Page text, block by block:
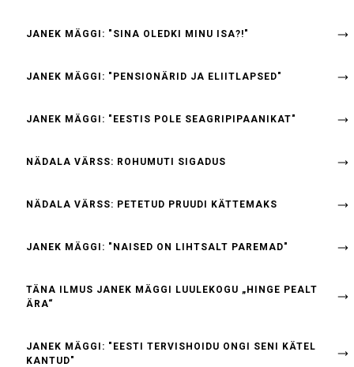
JANEK MÄGGI: "SINA OLEDKI MINU ISA?!"
JANEK MÄGGI: "PENSIONÄRID JA ELIITLAPSED"
JANEK MÄGGI: "EESTIS POLE SEAGRIPIPAANIKAT"
NÄDALA VÄRSS: ROHUMUTI SIGADUS
NÄDALA VÄRSS: PETETUD PRUUDI KÄTTEMAKS
JANEK MÄGGI: "NAISED ON LIHTSALT PAREMAD"
TÄNA ILMUS JANEK MÄGGI LUULEKOGU „HINGE PEALT
ÄRA“
JANEK MÄGGI: "EESTI TERVISHOIDU ONGI SENI KÄTEL
KANTUD"